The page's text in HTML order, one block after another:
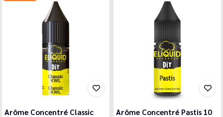
Arôme Concentré Classic
Arôme Concentré Pastis 10